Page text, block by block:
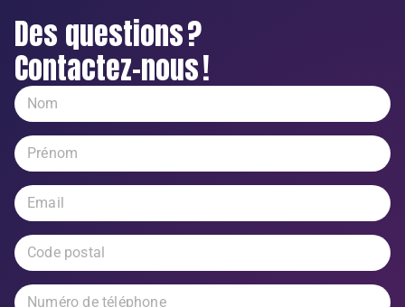
Des questions ?
Contactez-nous !